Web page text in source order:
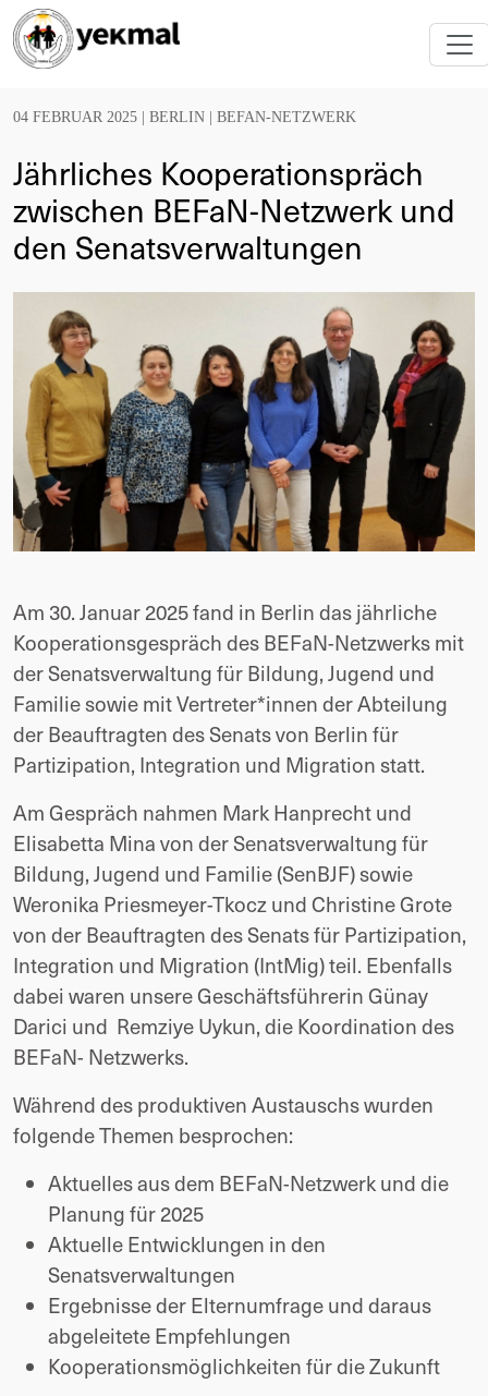
04 FEBRUAR 2025 | BERLIN BEFAN-NETZWERK
Jährliches Kooperationspräch
zwischen BEFaN-Netzwerk und
den Senatsverwaltungen
Am 30. Januar 2025 fand in Berlin das jährliche
Kooperationsgespräch des BEFaN-Netzwerks mit
der Senatsverwaltung für Bildung, Jugend und
Familie sowie mit Vertreter*innen der Abteilung
der Beauftragten des Senats von Berlin für
Partizipation, Integration und Migration statt.
Am Gespräch nahmen Mark Hanprecht und
Elisabetta Mina von der Senatsverwaltung für
Bildung, Jugend und Familie (SenBJF) sowie
Weronika Priesmeyer-Tkocz und Christine Grote
von der Beauftragten des Senats für Partizipation,
Integration und Migration (IntMig) teil. Ebenfalls
dabei waren unsere Geschäftsführerin Günay
Darici und Remziye Uykun, die Koordination des
BEFaN- Netzwerks.
Während des produktiven Austauschs wurden
folgende Themen besprochen:
Aktuelles aus dem BEFaN-Netzwerk und die
Planung für 2025
Aktuelle Entwicklungen in den
Senatsverwaltungen
Ergebnisse der Elternumfrage und daraus
abgeleitete Empfehlungen
Kooperationsmöglichkeiten für die Zukunft